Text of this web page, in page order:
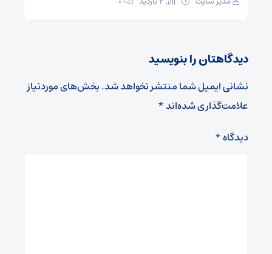
دیدگاهتان را بنویسید
نشانی ایمیل شما منتشر نخواهد شد.بخش‌های موردنیاز
علامت‌گذاری شده‌اند*
دیدگاه*